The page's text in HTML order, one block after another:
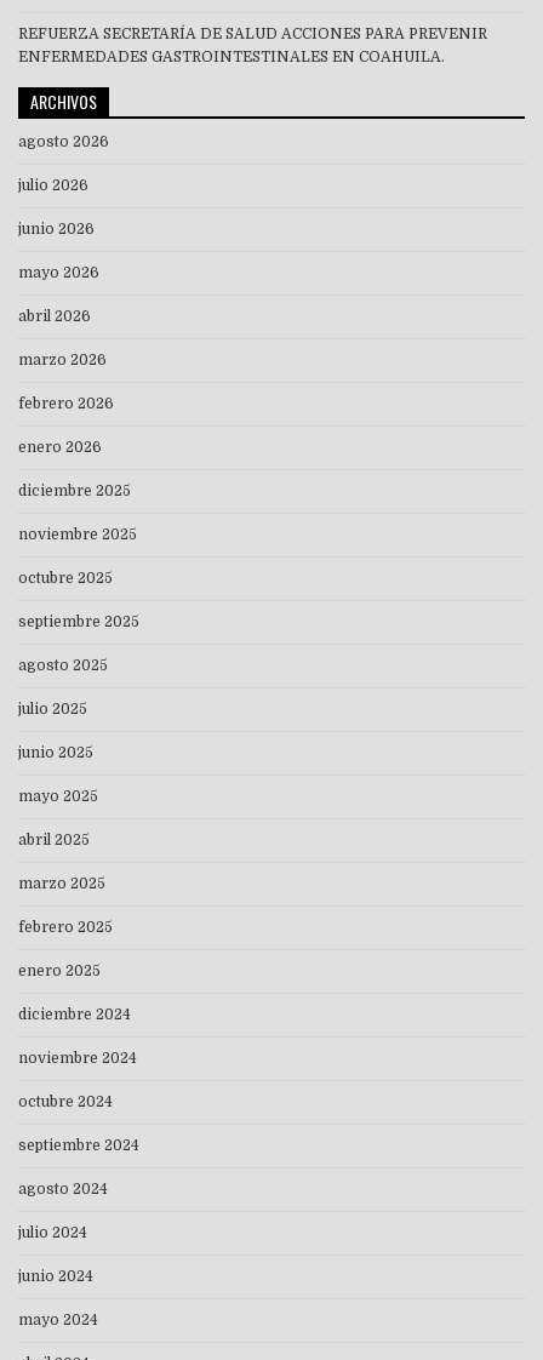
REFUERZA SECRETARÍA DE SALUD ACCIONES PARA PREVENIR
ENFERMEDADES GASTROINTESTINALES EN COAHUILA.
ARCHIVOS
agosto 2026
julio 2026
junio 2026
mayo 2026
abril 2026
marzo 2026
febrero 2026
enero 2026
diciembre 2025
noviembre 2025
octubre 2025
septiembre 2025
agosto 2025
julio 2025
junio 2025
mayo 2025
abril 2025
marzo 2025
febrero 2025
enero 2025
diciembre 2024
noviembre 2024
octubre 2024
septiembre 2024
agosto 2024
julio 2024
junio 2024
mayo 2024